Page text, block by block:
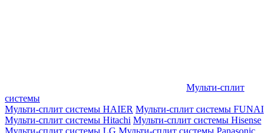
Мульти-сплит
системы
Мульти-сплит системы HAIER Мульти-сплит системы FUNAI
Мульти-сплит системы Hitachi Мульти-сплит системы Hisense
Мульти-сплит системы LG Мульти-сплит системы Panasonic